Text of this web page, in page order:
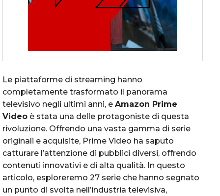
Le piattaforme di streaming hanno
completamente trasformato il panorama
televisivo negli ultimi anni, e Amazon Prime
Video è stata una delle protagoniste di questa
rivoluzione. Offrendo una vasta gamma di serie
originali e acquisite, Prime Video ha saputo
catturare l’attenzione di pubblici diversi, offrendo
contenuti innovativi e di alta qualità. In questo
articolo, esploreremo 27 serie che hanno segnato
un punto di svolta nell’industria televisiva,